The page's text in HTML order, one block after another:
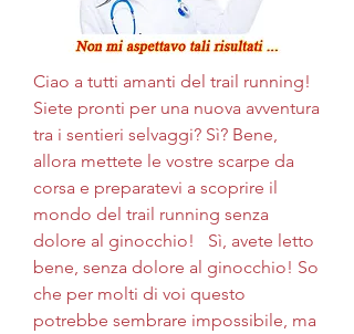
Ciao a tutti amanti del trail running!
Siete pronti per una nuova avventura
tra i sentieri selvaggi? Sì? Bene,
allora mettete le vostre scarpe da
corsa e preparatevi a scoprire il
mondo del trail running senza
dolore al ginocchio!   Sì, avete letto
bene, senza dolore al ginocchio! So
che per molti di voi questo
potrebbe sembrare impossibile, ma